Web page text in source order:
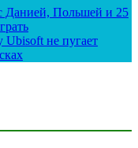
Данией, Польшей и 25
не пугает